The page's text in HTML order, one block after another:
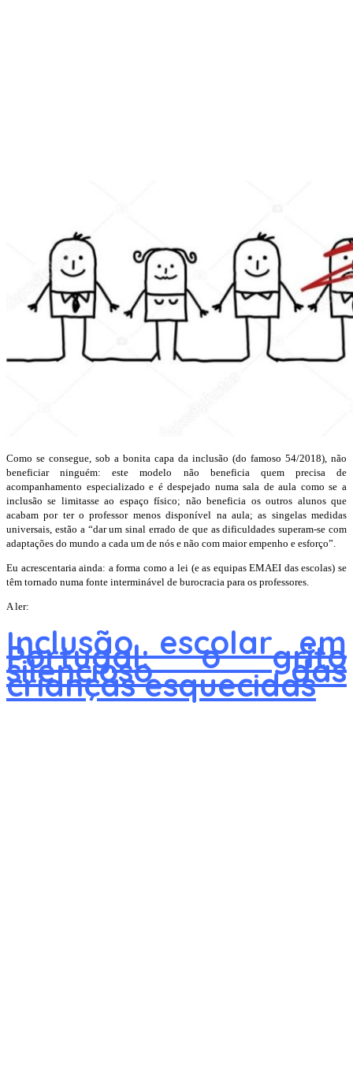
Como se consegue, sob a bonita capa da inclusão (do famoso 54/2018), não
beneficiar ninguém: este modelo não beneficia quem precisa de
acompanhamento especializado e é despejado numa sala de aula como se a
inclusão se limitasse ao espaço físico; não beneficia os outros alunos que
acabam por ter o professor menos disponível na aula; as singelas medidas
universais, estão a “dar um sinal errado de que as dificuldades superam-se com
adaptações do mundo a cada um de nós e não com maior empenho e esforço”.
Eu acrescentaria ainda: a forma como a lei (e as equipas EMAEI das escolas) se
têm tornado numa fonte interminável de burocracia para os professores.
A ler:
Inclusão escolar em
Portugal: o grito
silencioso das
crianças esquecidas